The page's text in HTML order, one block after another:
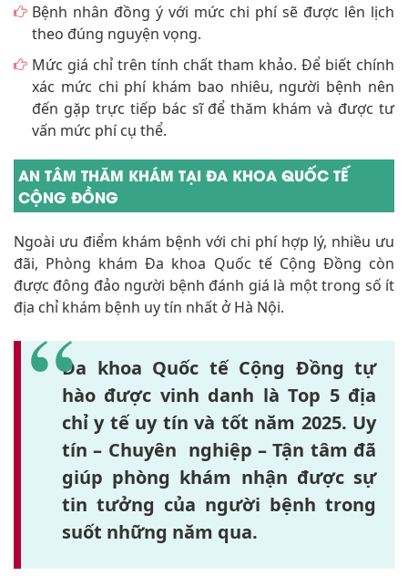
Bệnh nhân đồng ý với mức chi phí sẽ được lên lịch
theo đúng nguyện vọng.
Mức giá chỉ trên tính chất tham khảo. Để biết chính
xác mức chi phí khám bao nhiêu, người bệnh nên
đến gặp trực tiếp bác sĩ để thăm khám và được tư
vấn mức phí cụ thể.
AN TÂM THĂM KHÁM TẠI ĐA KHOA QUỐC TẾ
CỘNG ĐỒNG
Ngoài ưu điểm khám bệnh với chi phí hợp lý, nhiều ưu
đãi, Phòng khám Đa khoa Quốc tế Cộng Đồng còn
được đông đảo người bệnh đánh giá là một trong số ít
địa chỉ khám bệnh uy tín nhất ở Hà Nội.
Đa khoa Quốc tế Cộng Đồng tự
hào được vinh danh làTop 5 địa
chỉ y tế uy tín và tốt năm 2025. Uy
tín – Chuyên nghiệp – Tận tâm đã
giúp phòng khám nhận được sự
tin tưởng của người bệnh trong
suốt những năm qua.